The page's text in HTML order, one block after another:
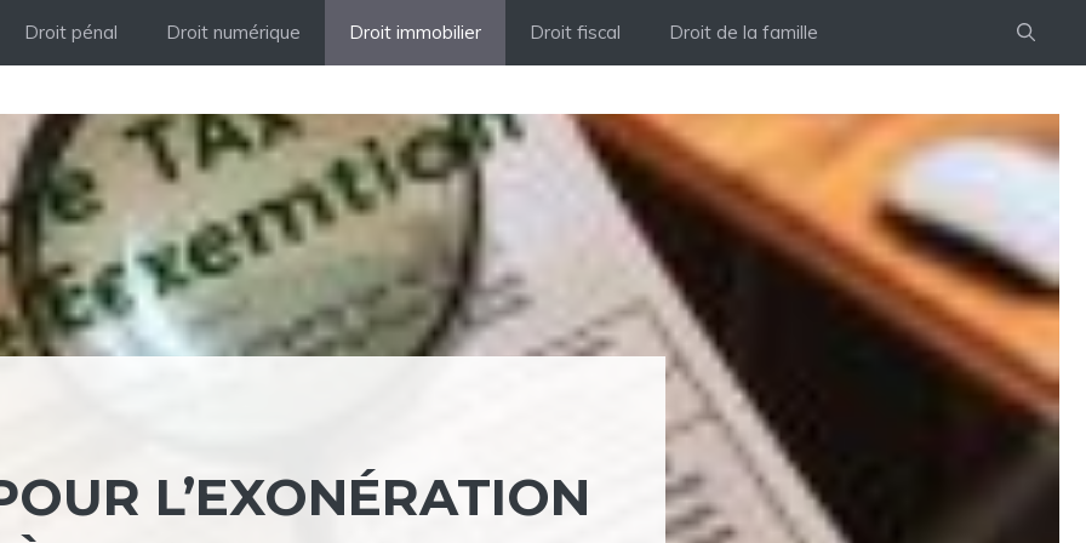
Droit pénal Droit numérique Droit immobilier Droit fiscal Droit de la famille
L’EXONÉRATION